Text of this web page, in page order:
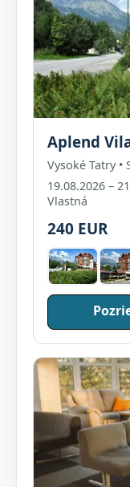
Aplend
Vysoké Tatry •
19.08.2026 –
Vlastná
240 EUR